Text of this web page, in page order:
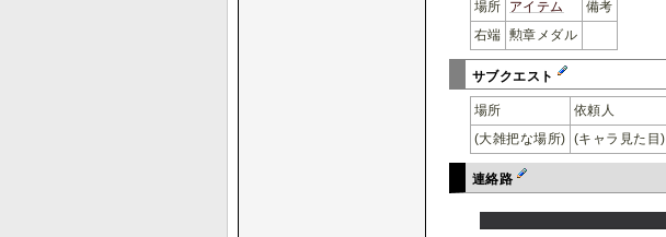
場所 アイテム
備考
右端 勲章メダル
サブクエスト
場所 依頼人
(大雑把な場所) (キャラ見た目)
連絡路